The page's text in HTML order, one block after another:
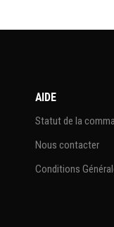
AIDE
Statut de la
Nous contacter
Conditions